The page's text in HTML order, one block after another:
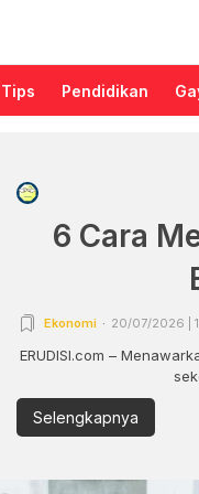
Tips Pendidikan
6 Cara
Ekonomi 20/07/2026 |
ERUDISI.com –
Selengkapnya